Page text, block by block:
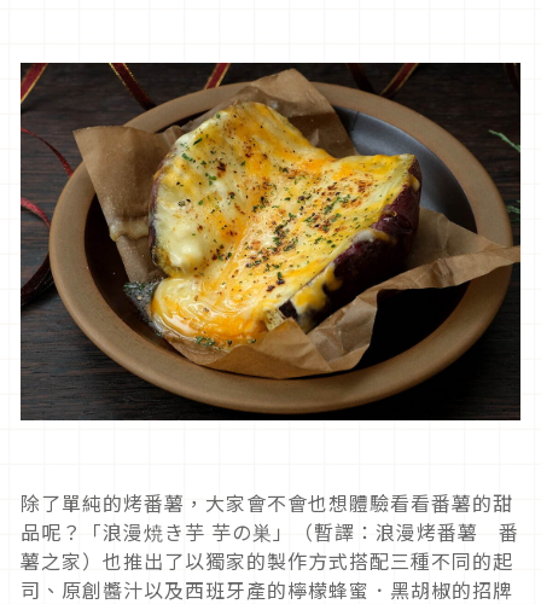
除了單純的烤番薯，大家會不會也想體驗看看番薯的甜
品呢？「浪漫焼き芋 芋の巣」（暫譯：浪漫烤番薯 番
薯之家）也推出了以獨家的製作方式搭配三種不同的起
司、原創醬汁以及西班牙產的檸檬蜂蜜．黑胡椒的招牌